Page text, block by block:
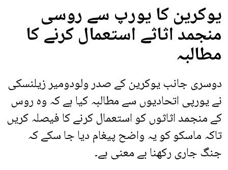
یوکرین کا یورپ سے روسی
منجمد اثاثے استعمال کرنے کا
مطالبہ
دوسری جانب یوکرین کے صدر ولودومیر زیلنسکی
نے یورپی اتحادیوں سے مطالبہ کیا ہے کہ وہ روس
کے منجمد اثاثوں کو استعمال کرنے کا فیصلہ کریں
تاکہ ماسکو کو یہ واضح پیغام دیا جا سکے کہ
جنگ جاری رکھنا بے معنی ہے۔